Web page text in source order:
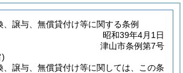
、譲与、無償貸付け等に関する条例
昭和39年4月1日
津山市条例第7号
)
、譲与、無償貸付け等に関しては、この条